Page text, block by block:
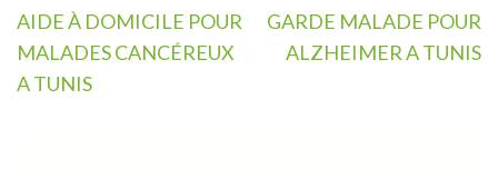
Navigation
de
l’article
AIDE À DOMICILE POUR
MALADES CANCÉREUX
A TUNIS
GARDE MALADE POUR
ALZHEIMER A TUNIS